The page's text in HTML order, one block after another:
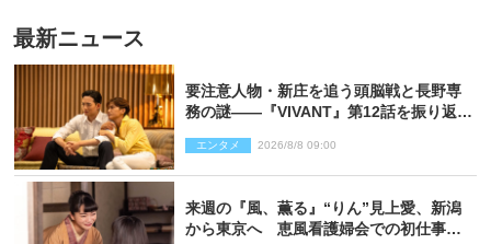
最新ニュース
要注意人物・新庄を追う頭脳戦と長野専
務の謎――『VIVANT』第12話を振り返
エンタメ 2026/8/8 09:00
来週の『風、薫る』“りん”見上愛、新潟
から東京へ 恵風看護婦会での初仕事に